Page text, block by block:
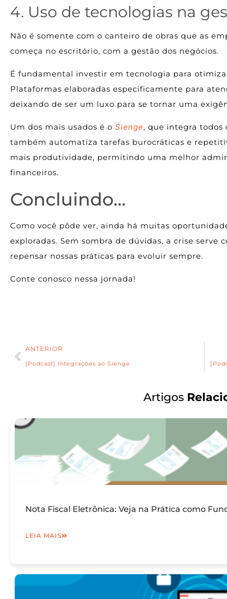
4. Uso de tecnologias na
Não é somente com o canteiro de obras que as
começa no escritório, com a gestão dos negócios.
É fundamental investir em tecnologia para
Plataformas elaboradas especificamente para
deixando de ser um luxo para se tornar uma
Um dos mais usados é o Sienge, que integra todos
também automatiza tarefas burocráticas e
mais produtividade, permitindo uma melhor
financeiros.
Concluindo…
Como você pôde ver, ainda há muitas
exploradas. Sem sombra de dúvidas, a crise
repensar nossas práticas para evoluir sempre.
Conte conosco nessa jornada!
ANTERIOR
[Podcast] Integrações ao Sienge
Artigos
Nota Fiscal Eletrônica: Veja na Prática como
LEIA MAIS